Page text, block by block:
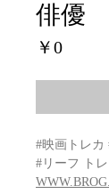
俳優
￥0価
#映画トレカ
#リーフ ト